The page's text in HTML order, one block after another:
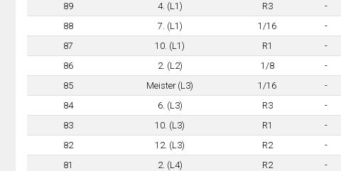
89
4. (L1) R3 -
88
7. (L1) 1/16 -
87
10. (L1) R1 -
86
2. (L2) 1/8 -
85
Meister (L3) 1/16 -
84
6. (L3) R3 -
83
10. (L3) R1 -
82
12. (L3) R2 -
81
2. (L4) R2 -